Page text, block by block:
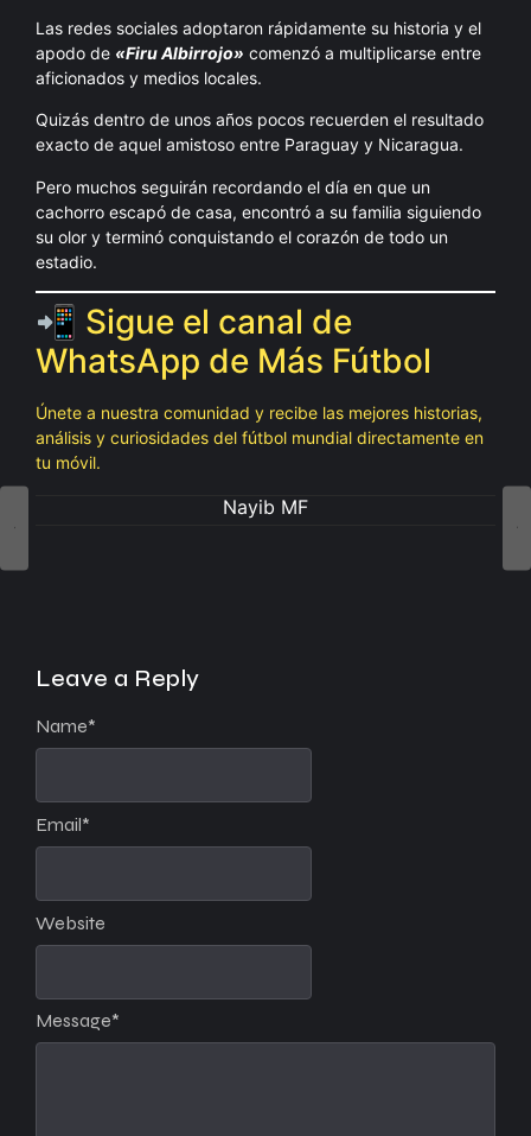
Las redes sociales adoptaron rápidamente su historia y el
apodo de «Firu Albirrojo» comenzó a multiplicarse entre
aficionados y medios locales.
Quizás dentro de unos años pocos recuerden el resultado
exacto de aquel amistoso entre Paraguay y Nicaragua.
Pero muchos seguirán recordando el día en que un
cachorro escapó de casa, encontró a su familia siguiendo
su olor y terminó conquistando el corazón de todo un
estadio.
📲 Sigue el canal de
WhatsApp de Más Fútbol
Únete a nuestra comunidad y recibe las mejores historias,
análisis y curiosidades del fútbol mundial directamente en
tu móvil.
Nayib MF
Leave a Reply
Message*
Name*
Email*
Website